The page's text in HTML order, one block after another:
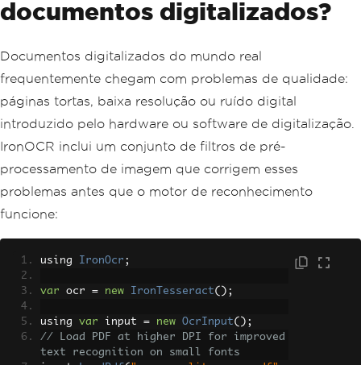
documentos digitalizados?
Documentos digitalizados do mundo real
frequentemente chegam com problemas de qualidade:
páginas tortas, baixa resolução ou ruído digital
introduzido pelo hardware ou software de digitalização.
IronOCR inclui um conjunto de filtros de pré-
processamento de imagem que corrigem esses
problemas antes que o motor de reconhecimento
funcione:
using IronOcr ;
var ocr = new IronTesseract();
using var input = new OcrInput();
// Load PDF at higher DPI for improved
text recognition on small fonts